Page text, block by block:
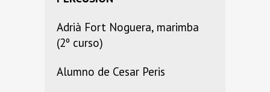
Adrià Fort Noguera, marimba
(2º curso)
Alumno de Cesar Peris